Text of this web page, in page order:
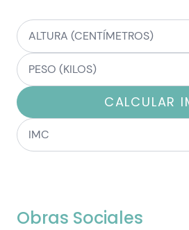
CALCULAR
Obras Sociales